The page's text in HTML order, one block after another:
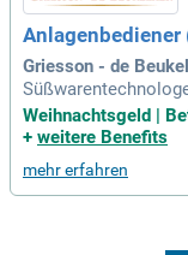
Anlagenbediener
Griesson - de
er (m/w/d) oder
im
tändiges und
Weihnachtsgeld |
+ weitere Benefits
mehr erfahren